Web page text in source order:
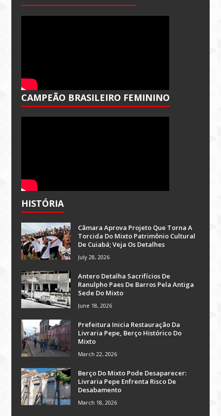
CAMPEÃO BRASILEIRO FEMININO
HISTÓRIA
Câmara Aprova Projeto Que Torna A
Torcida Do Mixto Patrimônio Cultural
De Cuiabá; Veja Os Detalhes
July 28, 2026
Antero Detalha Sacrifícios De
Ranulpho Paes De Barros Pela Antiga
Sede Do Mixto
June 18, 2026
Prefeitura Inicia Restauração Da
Livraria Pepe, Berço Histórico Do
Mixto
March 22, 2026
Berço Do Mixto Pode Desaparecer:
Livraria Pepe Enfrenta Risco De
Desabamento
March 18, 2026